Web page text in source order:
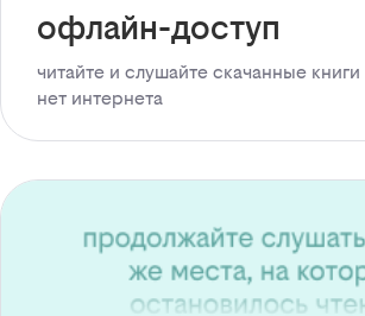
офлайн-доступ
читайте и слушайте скачанные
нет интернета